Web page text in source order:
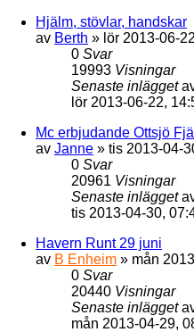
Hjälm, stövlar, handskar
av Berth » lör 2013-06-
0 Svar
19993 Visningar
Senaste inlägget
lör 2013-06-22,
Mc erbjudande Ottsjö
av Janne » tis 2013-04-
0 Svar
20961 Visningar
Senaste inlägget
tis 2013-04-30,
Havern Runt 29 juni
av B Enheim » mån
0 Svar
20440 Visningar
Senaste inlägget
mån 2013-04-29,